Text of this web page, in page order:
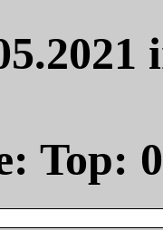
Top: 0